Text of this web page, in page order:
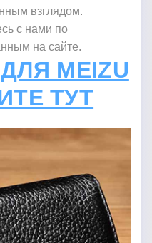
взглядом.
с нами по
на сайте.
MEIZU
ТУТ